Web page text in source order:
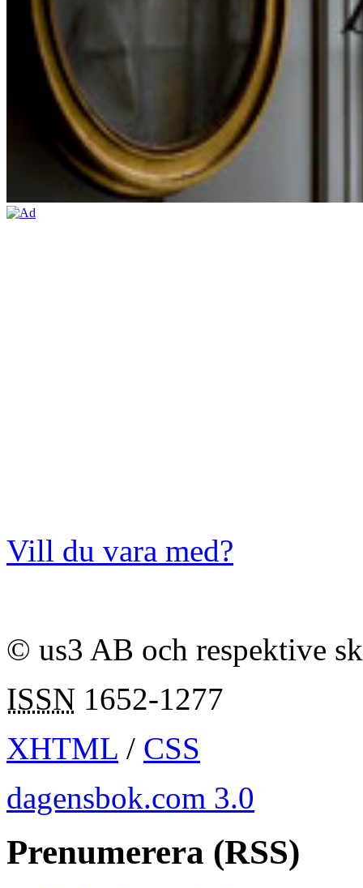
Vill du vara med?
© us3 AB och respektive
ISSN 1652-1277
XHTML / CSS
dagensbok.com 3.0
Prenumerera (RSS)